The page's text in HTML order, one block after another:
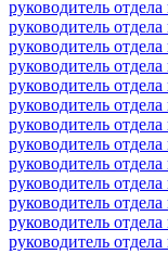
руководитель
руководитель
руководитель
руководитель
руководитель
руководитель
руководитель
руководитель
руководитель
руководитель
руководитель
руководитель
руководитель